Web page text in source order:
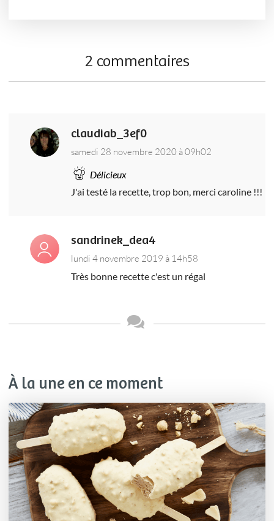
2 commentaires
claudiab_3ef0
samedi 28 novembre 2020 à 09h02
Délicieux
J'ai testé la recette, trop bon, merci caroline !!!
sandrinek_dea4
lundi 4 novembre 2019 à 14h58
Très bonne recette c'est un régal
À la une en ce moment